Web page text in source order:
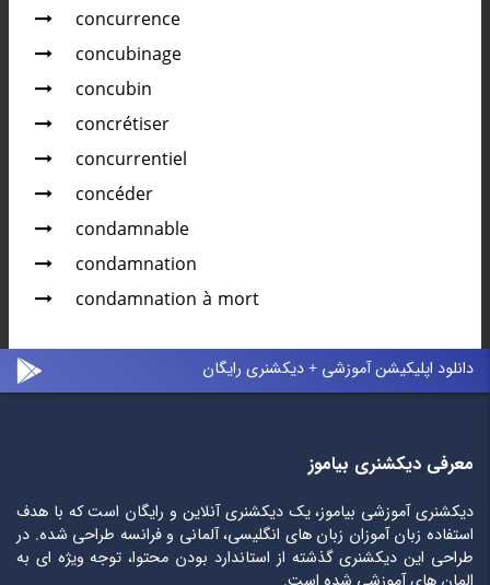
concurrence
concubinage
concubin
concrétiser
concurrentiel
concéder
condamnable
condamnation
condamnation à mort
دانلود اپلیکیشن آموزشی + دیکشنری رایگان
معرفی دیکشنری بیاموز
دیکشنری آموزشی بیاموز، یک دیکشنری آنلاین و رایگان است که با هدف
استفاده زبان آموزان زبان های انگلیسی، آلمانی و فرانسه طراحی شده. در
طراحی این دیکشنری گذشته از استاندارد بودن محتوا، توجه ویژه ای به